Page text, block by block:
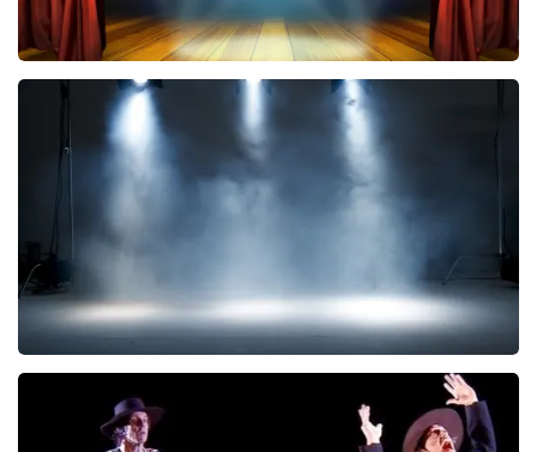
40 45 De Musical
laatste 30 minuten
BESTEL NU
172laatste 30 minuten